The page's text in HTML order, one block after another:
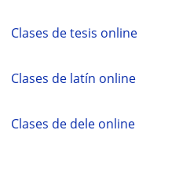
Clases de tesis online
Clases de latín online
Clases de dele online